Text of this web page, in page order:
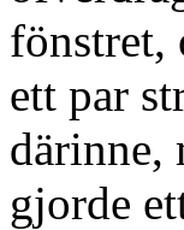
fönstret,
ett par
därinne,
gjorde